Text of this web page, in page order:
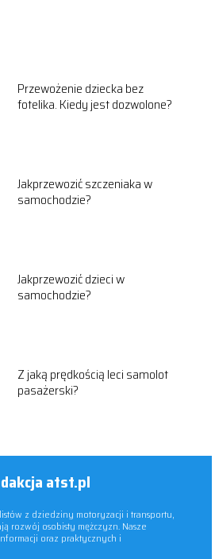
Przewożenie dziecka bez
fotelika. Kiedy jest dozwolone?
Jakprzewozić szczeniaka w
samochodzie?
Jakprzewozić dzieci w
samochodzie?
Z jaką prędkością leci samolot
pasażerski?
atst.pl
z dziedziny motoryzacji i transportu,
rozwój osobisty mężczyzn. Nasze
oraz praktycznych i